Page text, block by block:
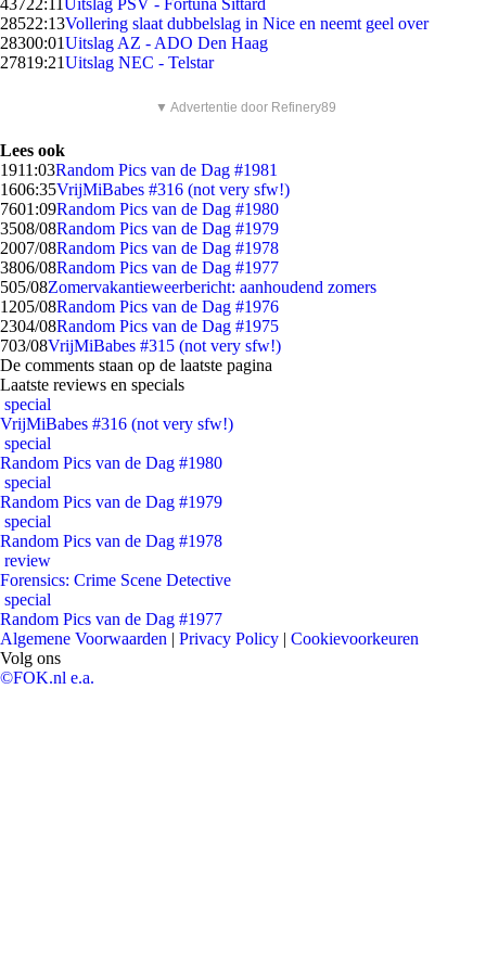
43722:11 Uitslag PSV - Fortuna Sittard
28522:13Vollering slaat dubbelslag in Nice en neemt geel over
28300:01Uitslag AZ - ADO Den Haag
27819:21Uitslag NEC - Telstar
▼ Advertentie door Refinery89
Lees ook
1911:03Random Pics van de Dag #1981
1606:35VrijMiBabes #316 (not very sfw!)
7601:09Random Pics van de Dag #1980
3508/08Random Pics van de Dag #1979
2007/08Random Pics van de Dag #1978
3806/08Random Pics van de Dag #1977
505/08Zomervakantieweerbericht: aanhoudend zomers
1205/08Random Pics van de Dag #1976
2304/08Random Pics van de Dag #1975
703/08VrijMiBabes #315 (not very sfw!)
De comments staan op de laatste pagina
Laatste reviews en specials
special
VrijMiBabes #316 (not very sfw!)
special
Random Pics van de Dag #1980
special
Random Pics van de Dag #1979
special
Random Pics van de Dag #1978
review
Forensics: Crime Scene Detective
special
Random Pics van de Dag #1977
Algemene Voorwaarden | Privacy Policy | Cookievoorkeuren
Volg ons
©FOK.nl e.a.